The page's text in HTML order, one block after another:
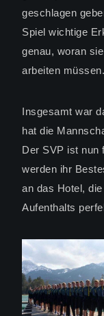
geschlagen
Spiel wichtige
genau, woran
arbeiten müssen.
Insgesamt war
hat die
Der SVP ist nun
werden ihr
an das Hotel,
Aufenthalts